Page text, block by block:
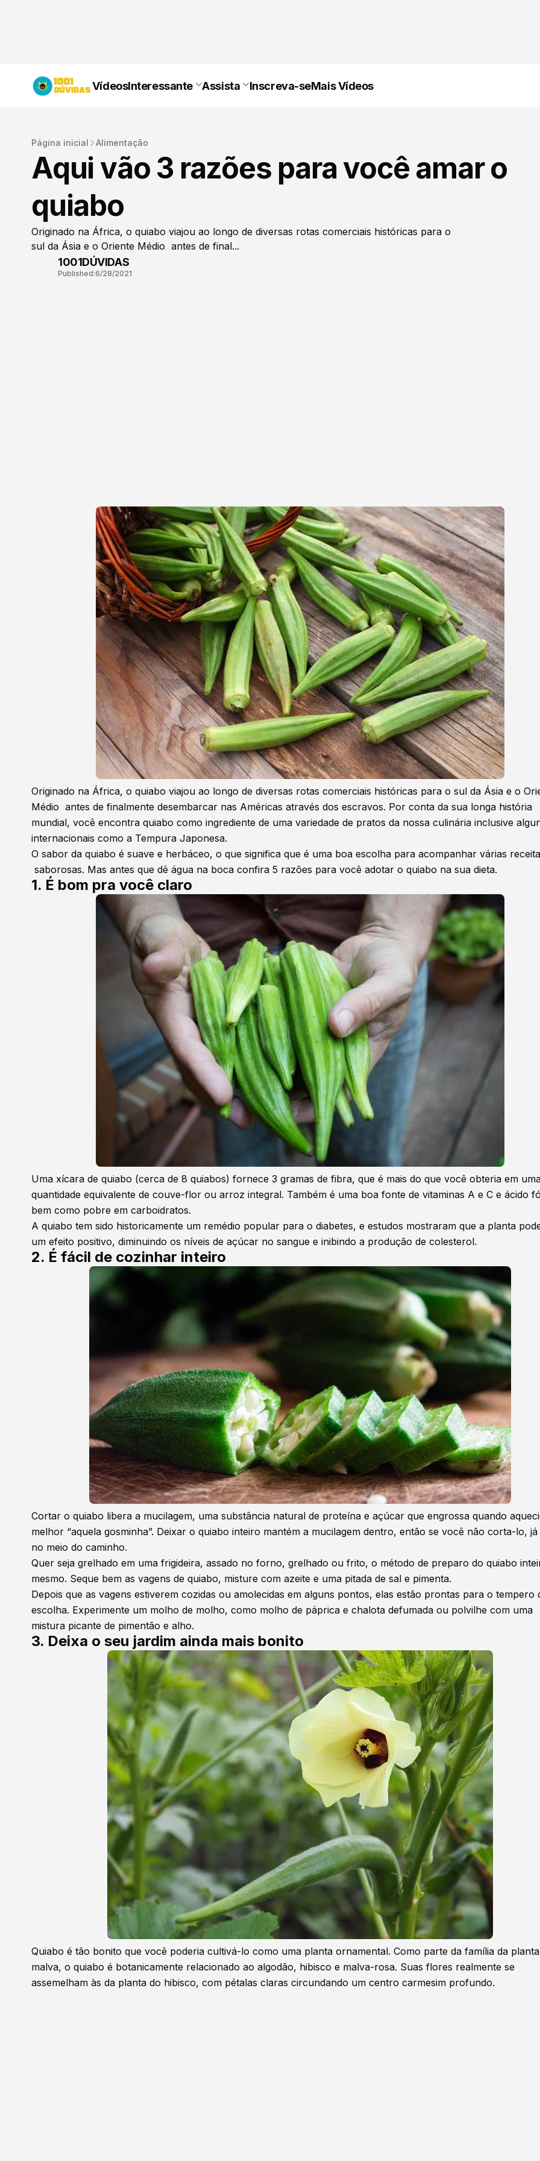
VídeosInteressante Assista Inscreva-seMais Vídeos
Página inicial Alimentação
Aqui vão 3 razões para você amar o
quiabo
Originado na África, o quiabo viajou ao longo de diversas rotas comerciais históricas para o
sul da Ásia e o Oriente Médio antes de final...
1001DÚVIDAS
Published:6/28/2021
Originado na África, o quiabo viajou ao longo de diversas rotas comerciais históricas para o sul da Ásia e o
Médio antes de finalmente desembarcar nas Américas através dos escravos. Por conta da sua longa história
mundial, você encontra quiabo como ingrediente de uma variedade de pratos da nossa culinária inclusive
internacionais como a Tempura Japonesa.
O sabor da quiabo é suave e herbáceo, o que significa que é uma boa escolha para acompanhar várias
saborosas. Mas antes que dê água na boca confira 5 razões para você adotar o quiabo na sua dieta.
1. É bom pra você claro
Uma xícara de quiabo (cerca de 8 quiabos) fornece 3 gramas de fibra, que é mais do que você obteria em
quantidade equivalente de couve-flor ou arroz integral. Também é uma boa fonte de vitaminas A e C e ácido
bem como pobre em carboidratos.
A quiabo tem sido historicamente um remédio popular para o diabetes, e estudos mostraram que a planta
um efeito positivo, diminuindo os níveis de açúcar no sangue e inibindo a produção de colesterol.
2. É fácil de cozinhar inteiro
Cortar o quiabo libera a mucilagem, uma substância natural de proteína e açúcar que engrossa quando
melhor “aquela gosminha”. Deixar o quiabo inteiro mantém a mucilagem dentro, então se você não corta-lo,
no meio do caminho.
Quer seja grelhado em uma frigideira, assado no forno, grelhado ou frito, o método de preparo do quiabo
mesmo. Seque bem as vagens de quiabo, misture com azeite e uma pitada de sal e pimenta.
Depois que as vagens estiverem cozidas ou amolecidas em alguns pontos, elas estão prontas para o tempero
escolha. Experimente um molho de molho, como molho de páprica e chalota defumada ou polvilhe com uma
mistura picante de pimentão e alho.
3. Deixa o seu jardim ainda mais bonito
Quiabo é tão bonito que você poderia cultivá-lo como uma planta ornamental. Como parte da família da planta
malva, o quiabo é botanicamente relacionado ao algodão, hibisco e malva-rosa. Suas flores realmente se
assemelham às da planta do hibisco, com pétalas claras circundando um centro carmesim profundo.